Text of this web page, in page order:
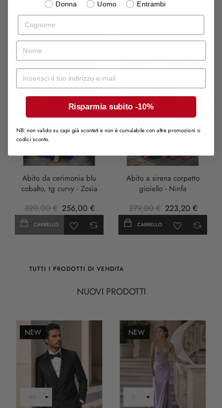
407,00 € 284,90 €
CARRELLO
339,00 €
-20%
Abito da cerimonia blu
cobalto, tg curvy - Zosia
320,00 € 256,00 €
CARRELLO
-20%
anticha
Abito a sirena corpetto
gioiello - Ninfa
279,00 € 223,20 €
CARRELLO
TUTTI I PRODOTTI DI VENDITA
NUOVI PRODOTTI
NEW NEW
Donna Uomo
Entrambi
Cognome
nome
Mail
Risparmia subito -10%
NB: non valido su capi già scontati e non è cumulabile con altre promozioni o
codici sconto.